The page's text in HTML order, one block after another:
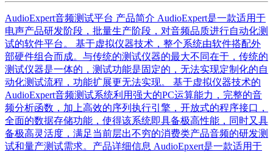
AudioExpert音频测试平台 产品简介 AudioExpert是一款适用于
电声产品研发阶段，批量生产阶段，对音频品质进行自动化测
试的软件平台。 基于虚拟仪器技术，整个系统由软件搭配外
部硬件组合而成。与传统的测试仪器的最大不同在于，传统的
测试仪器是一体的，测试功能是固定的，无法实现定制化的自
动化测试流程，功能扩展更无法实现。 基于虚拟仪器技术的
AudioExpert音频测试系统利用强大的PC运算能力，完整的音
频分析函数，加上高效的序列执行引擎，开放式的程序接口，
全面的数据存储功能，使得该系统即具备极高性能，同时又具
备极高灵活度，满足当前层出不穷的消费类产品音频的研发测
试和量产测试需求。产品详细信息 AudioEpxert是一款适用于